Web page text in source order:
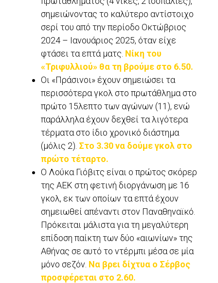
σημειώνοντας το καλύτερο αντίστοιχο
σερί του από την περίοδο Οκτώβριος
2024 – Ιανουάριος 2025, όταν είχε
φτάσει τα επτά ματς. Νίκη του
«Τριφυλλιού» θα τη βρούμε στο 6.50.
Οι «Πράσινοι» έχουν σημειώσει τα
περισσότερα γκολ στο πρωτάθλημα στο
πρώτο 15λεπτο των αγώνων (11), ενώ
παράλληλα έχουν δεχθεί τα λιγότερα
τέρματα στο ίδιο χρονικό διάστημα
(μόλις 2). Στο 3.30 να δούμε γκολ στο
πρώτο τέταρτο.
Ο Λούκα Γιόβιτς είναι ο πρώτος σκόρερ
της ΑΕΚ στη φετινή διοργάνωση με 16
γκολ, εκ των οποίων τα επτά έχουν
σημειωθεί απέναντι στον Παναθηναϊκό.
Πρόκειται μάλιστα για τη μεγαλύτερη
επίδοση παίκτη των δύο «αιωνίων» της
Αθήνας σε αυτό το ντέρμπι μέσα σε μία
μόνο σεζόν. Να βρει δίχτυα ο Σέρβος
προσφέρεται στο 2.60.